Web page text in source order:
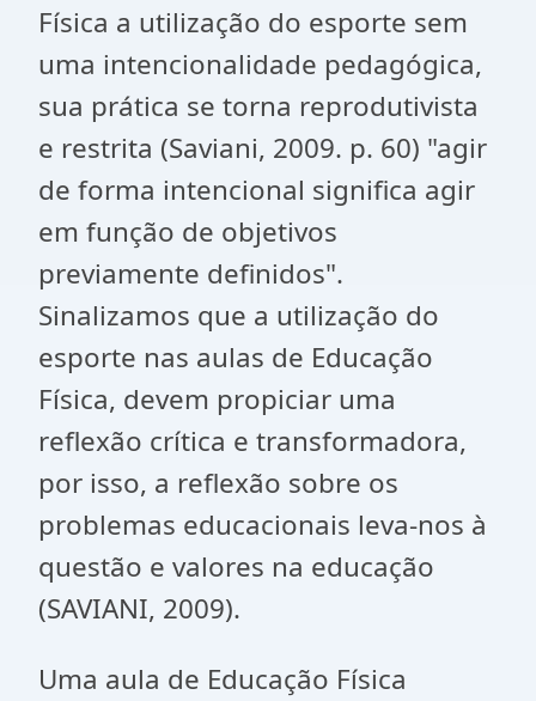
Física a utilização do esporte sem
uma intencionalidade pedagógica,
sua prática se torna reprodutivista
e restrita (Saviani, 2009. p. 60) "agir
de forma intencional significa agir
em função de objetivos
previamente definidos".
Sinalizamos que a utilização do
esporte nas aulas de Educação
Física, devem propiciar uma
reflexão crítica e transformadora,
por isso, a reflexão sobre os
problemas educacionais leva-nos à
questão e valores na educação
(SAVIANI, 2009).
Uma aula de Educação Física